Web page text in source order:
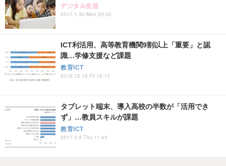
デジタル生活
2017.1.30 Mon 20:30
ICT利活用、高等教育機関9割以上「重要」と認
識…学修支援など課題
教育ICT
2016.12.16 Fri 16:15
タブレット端末、導入高校の半数が「活用でき
ず」…教員スキルが課題
教育ICT
2017.3.9 Thu 11:45